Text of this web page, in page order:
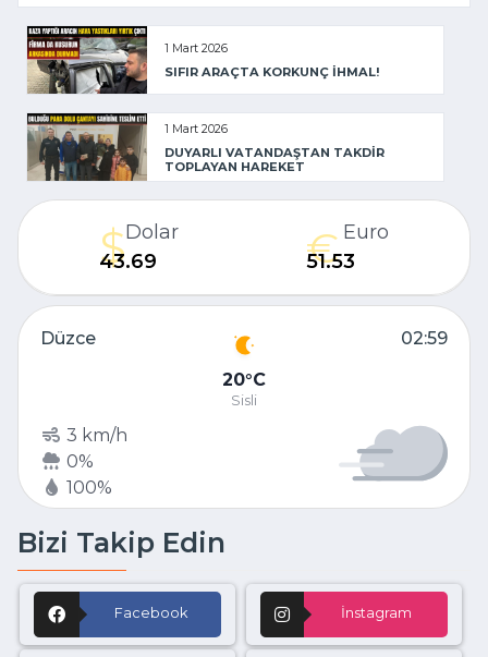
1 Mart 2026
SIFIR ARAÇTA KORKUNÇ İHMAL!
1 Mart 2026
DUYARLI VATANDAŞTAN TAKDİR
TOPLAYAN HAREKET
Dolar
43.69
Euro
51.53
Düzce
02:59
20 C
Sisli
3 km/h
0%
100%
Bizi Takip Edin
Facebook İnstagram